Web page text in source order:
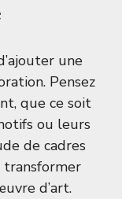
une
Pensez
que ce soit
ou leurs
de cadres
d’art.